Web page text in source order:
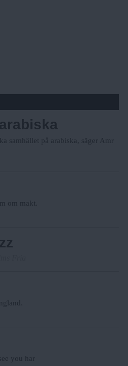
samhället på arabiska, säger Amr
om makt.
you har